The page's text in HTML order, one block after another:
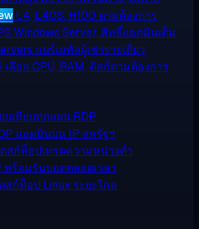
L4, L40S, H100 ตามต้องการ
Windows Server, สิทธิ์แอดมินเต็ม
แบร์เมทัลผู้เช่ารายเดียว
เลือก CPU, RAM, ดิสก์ตามต้องการ
บเทียบทุกแผน RDP
แอดมินบน IP สหรัฐฯ
ดสก์ท็อปเทรดความหน่วงต่ำ
พร้อมรันบอตตลอดเวลา
สก์ท็อป Linux ระยะไกล